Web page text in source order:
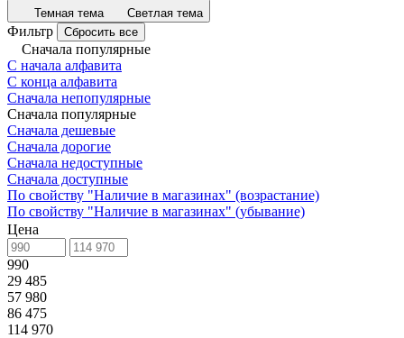
Темная тема Светлая тема
Фильтр Сбросить все
Сначала популярные
С начала алфавита
С конца алфавита
Сначала непопулярные
Сначала популярные
Сначала дешевые
Сначала дорогие
Сначала недоступные
Сначала доступные
По свойству "Наличие в магазинах" (возрастание)
По свойству "Наличие в магазинах" (убывание)
Цена
990
29 485
57 980
86 475
114 970